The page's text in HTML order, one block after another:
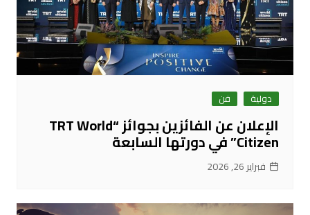
دولية فن
الإعلان عن الفائزين بجوائز “TRT World
Citizen” في دورتها السابعة
فبراير 26, 2026